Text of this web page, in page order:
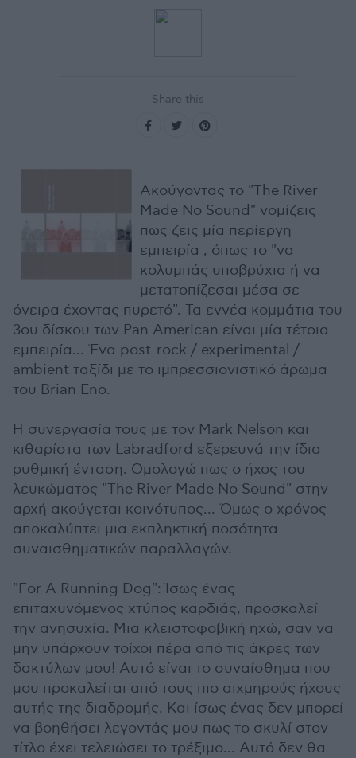
Share this
Ακούγοντας το "The River
Made No Sound" νομίζεις
πως ζεις μία περίεργη
εμπειρία , όπως το "να
κολυμπάς υποβρύχια ή να
μετατοπίζεσαι μέσα σε
όνειρα έχοντας πυρετό". Τα εννέα κομμάτια του
3ου δίσκου των Pan American είναι μία τέτοια
εμπειρία... Ένα post-rock / experimental /
ambient ταξίδι με το ιμπρεσσιονιστικό άρωμα
του Brian Eno.
Η συνεργασία τους με τον Mark Nelson και
κιθαρίστα των Labradford εξερευνά την ίδια
ρυθμική ένταση. Ομολογώ πως ο ήχος του
λευκώματος "The River Made No Sound" στην
αρχή ακούγεται κοινότυπος... Όμως ο χρόνος
αποκαλύπτει μια εκπληκτική ποσότητα
συναισθηματικών παραλλαγών.
"For A Running Dog": Ίσως ένας
επιταχυνόμενος χτύπος καρδιάς, προσκαλεί
την ανησυχία. Μια κλειστοφοβική ηχώ, σαν να
μην υπάρχουν τοίχοι πέρα από τις άκρες των
δακτύλων μου! Αυτό είναι το συναίσθημα που
μου προκαλείται από τους πιο αιχμηρούς ήχους
αυτής της διαδρομής. Και ίσως ένας δεν μπορεί
να βοηθήσει λεγοντάς μου πως το σκυλί στον
τίτλο έχει τελειώσει το τρέξιμο... Αυτό δεν θα